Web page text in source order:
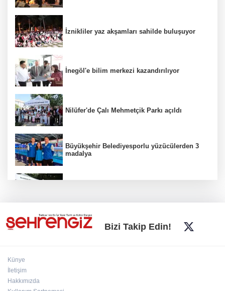
İznikliler yaz akşamları sahilde buluşuyor
İnegöl'e bilim merkezi kazandırılıyor
Nilüfer'de Çalı Mehmetçik Parkı açıldı
Büyükşehir Belediyesporlu yüzücülerden 3
madalya
Bursa Büyükşehir'den kırsala tam destek:
Hasat ücretsiz yapılıyor
Bizi Takip Edin!
Künye
İletişim
Hakkımızda